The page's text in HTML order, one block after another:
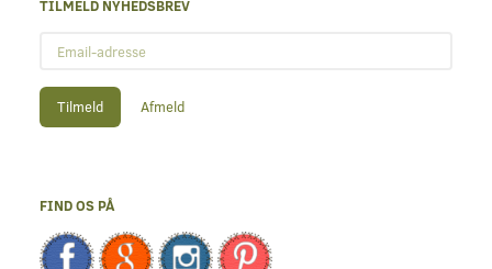
TILMELD NYHEDSBREV
adresse
Tilmeld Afmeld
FIND OS PÅ